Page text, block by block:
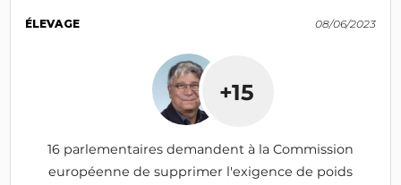
ÉLEVAGE 08/06/2023
+15
16 parlementaires demandent à la Commission
européenne de supprimer l'exigence de poids